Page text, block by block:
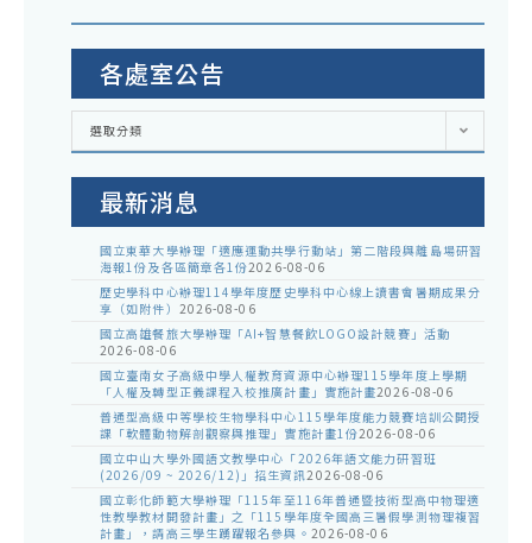
各處室公告
各
室
選取分類
最新消息
國立東華大學辦理「適應運動共學行動站」第二階段與離島場研習
海報1份及各區簡章各1份2026-08-06
歷史學科中心辦理114學年度歷史學科中心線上讀書會暑期成果分
享（如附件） 2026-08-06
國立高雄餐旅大學辦理「AI+智慧餐飲LOGO設計競賽」活動
2026-08-06
國立臺南女子高級中學人權教育資源中心辦理115學年度上學期
「人權及轉型正義課程入校推廣計畫」實施計畫2026-08-06
普通型高級中等學校生物學科中心115學年度能力競賽培訓公開授
課「軟體動物解剖觀察與推理」實施計畫1份2026-08-06
國立中山大學外國語文教學中心「2026年語文能力研習班
(2026/09 ~ 2026/12)」招生資訊2026-08-06
國立彰化師範大學辦理「115年至116年普通暨技術型高中物理適
性教學教材開發計畫」之「115學年度全國高三暑假學測物理複習
計畫」，請高三學生踴躍報名參與。 2026-08-06